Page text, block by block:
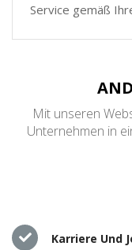
Service gemäß
Mit unseren
Unternehmen in
Karriere Und